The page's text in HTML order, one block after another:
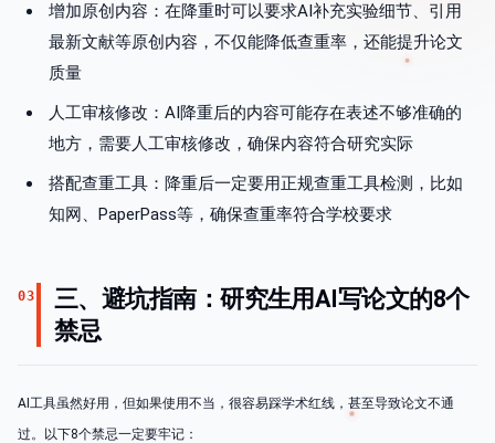
增加原创内容：在降重时可以要求AI补充实验细节、引用
最新文献等原创内容，不仅能降低查重率，还能提升论文
质量
人工审核修改：AI降重后的内容可能存在表述不够准确的
地方，需要人工审核修改，确保内容符合研究实际
搭配查重工具：降重后一定要用正规查重工具检测，比如
知网、PaperPass等，确保查重率符合学校要求
03
三、避坑指南：研究生用AI写论文的8个
禁忌
AI工具虽然好用，但如果使用不当，很容易踩学术红线，甚至导致论文不通
过。以下8个禁忌一定要牢记：